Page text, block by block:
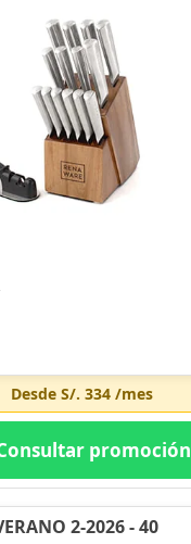
Desde S/. 334/mes
promoción
2-2026 - 40